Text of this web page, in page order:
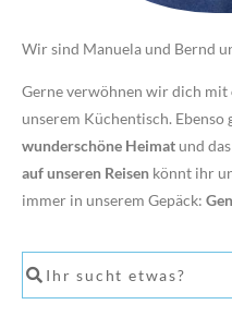
Wir sind Manuela und Bernd
Gerne verwöhnen wir dich mit
unserem Küchentisch.
wunderschöne Heimat und
auf unseren Reisen könnt ihr
immer in unserem Gepäck: